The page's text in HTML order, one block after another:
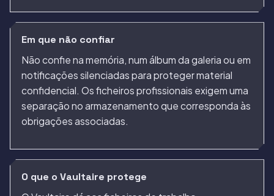
Em que não confiar
Não confie na memória, num álbum da galeria ou em
notificações silenciadas para proteger material
confidencial. Os ficheiros profissionais exigem uma
separação no armazenamento que corresponda às
obrigações associadas.
O que o Vaultaire protege